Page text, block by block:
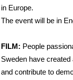
in Europe.
The event will be in
FILM: People
Sweden have
and contribute to